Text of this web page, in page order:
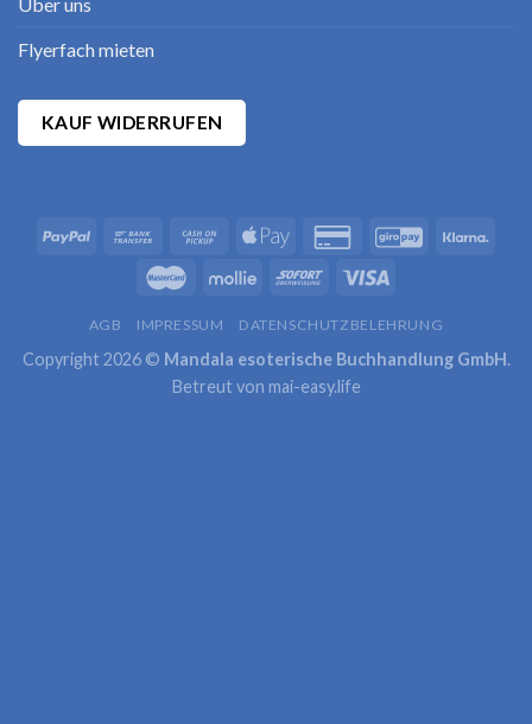
Über uns
Flyerfach mieten
KAUF WIDERRUFEN
AGB IMPRESSUM DATENSCHUTZBELEHRUNG
Copyright 2026 © Mandala esoterische Buchhandlung GmbH.
Betreut von mai-easy.life